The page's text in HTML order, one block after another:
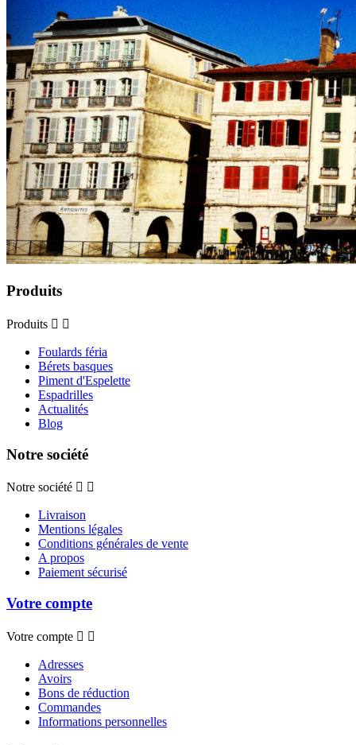
Produits
Produits  
Foulards féria
Bérets basques
Piment d'Espelette
Espadrilles
Actualités
Blog
Notre société
Notre société  
Livraison
Mentions légales
Conditions générales de vente
A propos
Paiement sécurisé
Votre compte
Votre compte  
Adresses
Avoirs
Bons de réduction
Commandes
Informations personnelles